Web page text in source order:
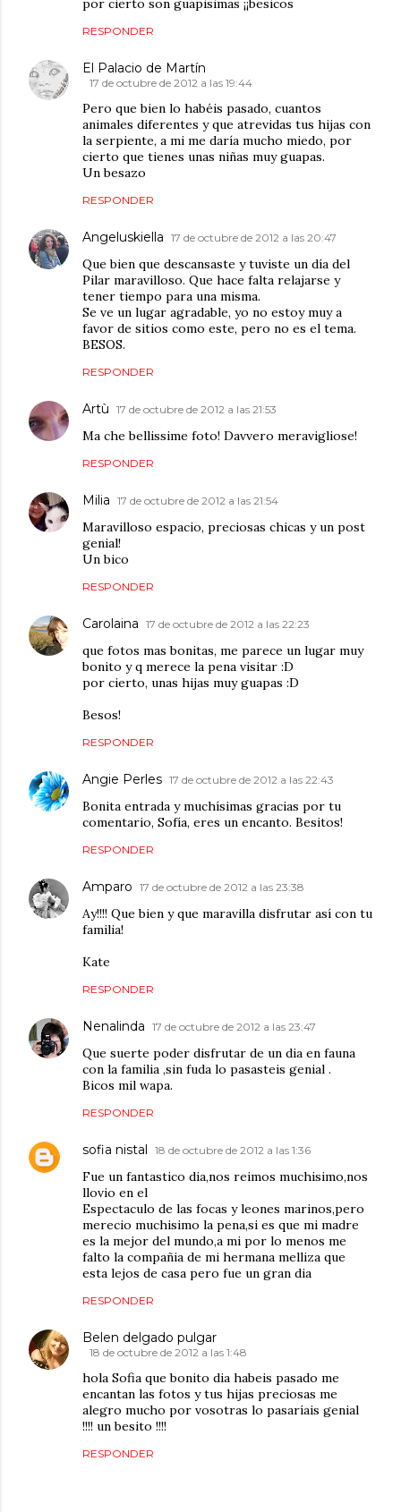
por cierto son guapisimas ¡¡besicos
RESPONDER
El Palacio de Martín
17 de octubre de 2012 a las 19:44
Pero que bien lo habéis pasado, cuantos
animales diferentes y que atrevidas tus hijas con
la serpiente, a mi me daría mucho miedo, por
cierto que tienes unas niñas muy guapas.
Un besazo
RESPONDER
Angeluskiella 17 de octubre de 2012 a las 20:47
Que bien que descansaste y tuviste un día del
Pilar maravilloso. Que hace falta relajarse y
tener tiempo para una misma.
Se ve un lugar agradable, yo no estoy muy a
favor de sitios como este, pero no es el tema.
BESOS.
RESPONDER
Artù 17 de octubre de 2012 a las 21:53
Ma che bellissime foto! Davvero meravigliose!
RESPONDER
Milia 17 de octubre de 2012 a las 21:54
Maravilloso espacio, preciosas chicas y un post
genial!
Un bico
RESPONDER
Carolaina 17 de octubre de 2012 a las 22:23
que fotos mas bonitas, me parece un lugar muy
bonito y q merece la pena visitar :D
por cierto, unas hijas muy guapas :D
Besos!
RESPONDER
Angie Perles 17 de octubre de 2012 a las 22:43
Bonita entrada y muchísimas gracias por tu
comentario, Sofía, eres un encanto. Besitos!
RESPONDER
Amparo 17 de octubre de 2012 a las 23:38
Ay!!!! Que bien y que maravilla disfrutar así con tu
familia!
Kate
RESPONDER
Nenalinda 17 de octubre de 2012 a las 23:47
Que suerte poder disfrutar de un dia en fauna
con la familia ,sin fuda lo pasasteis genial .
Bicos mil wapa.
RESPONDER
sofia nistal 18 de octubre de 2012 a las 1:36
Fue un fantastico dia,nos reimos muchisimo,nos
llovio en el
Espectaculo de las focas y leones marinos,pero
merecio muchisimo la pena,si es que mi madre
es la mejor del mundo,a mi por lo menos me
falto la compañia de mi hermana melliza que
esta lejos de casa pero fue un gran dia
RESPONDER
Belen delgado pulgar
18 de octubre de 2012 a las 1:48
hola Sofia que bonito dia habeis pasado me
encantan las fotos y tus hijas preciosas me
alegro mucho por vosotras lo pasaríais genial
!!!! un besito !!!!
RESPONDER